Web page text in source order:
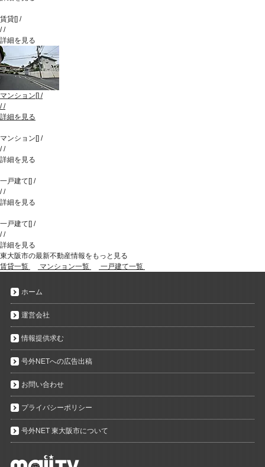
賃貸[] /
//
詳細を見る
マンション [] /
//
詳細を見る
マンション [] /
//
詳細を見る
一戸建て [] /
//
詳細を見る
一戸建て [] /
//
詳細を見る
東大阪市の最新不動産情報をもっと見る
賃貸一覧
マンション一覧 一戸建て一覧
ホーム
運営会社
情報提供求む
号外NETへの広告出稿
お問い合わせ
プライバシーポリシー
号外NET 東大阪市について